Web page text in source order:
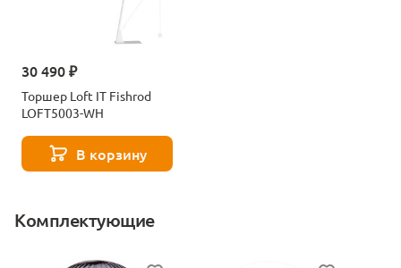
30 490 ₽
Торшер Loft IT Fishrod
LOFT5003-WH
В корзину
Комплектующие